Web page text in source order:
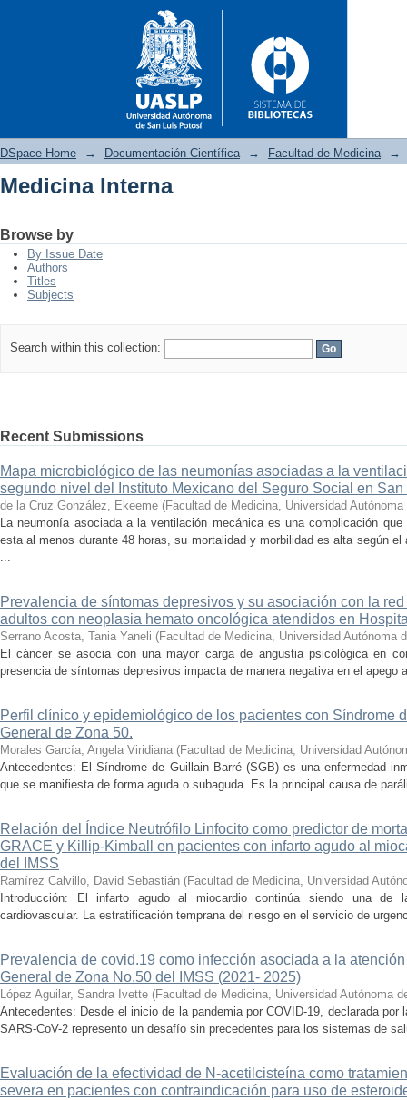
DSpace Home → Documentación Científica → Facultad de Medicina →
Medicina Interna
Browse by
By Issue Date
Authors
Titles
Subjects
Search within this collection:
Recent Submissions
Mapa microbiológico de las neumonías asociadas a la
segundo nivel del Instituto Mexicano del Seguro Social en
de la Cruz González, Ekeeme (Facultad de Medicina, Universidad
La neumonía asociada a la ventilación mecánica es una complicación
esta al menos durante 48 horas, su mortalidad y morbilidad es alta según
...
Prevalencia de síntomas depresivos y su asociación con la
adultos con neoplasia hemato oncológica atendidos en
Serrano Acosta, Tania Yaneli (Facultad de Medicina, Universidad Autónoma
El cáncer se asocia con una mayor carga de angustia psicológica en
presencia de síntomas depresivos impacta de manera negativa en el
Perfil clínico y epidemiológico de los pacientes con Síndrome
General de Zona 50.
Morales García, Angela Viridiana (Facultad de Medicina, Universidad
Antecedentes: El Síndrome de Guillain Barré (SGB) es una enfermedad
que se manifiesta de forma aguda o subaguda. Es la principal causa de
Relación del Índice Neutrófilo Linfocito como predictor de
GRACE y Killip-Kimball en pacientes con infarto agudo al
del IMSS
Ramírez Calvillo, David Sebastián (Facultad de Medicina, Universidad
Introducción: El infarto agudo al miocardio continúa siendo una de
cardiovascular. La estratificación temprana del riesgo en el servicio de
Prevalencia de covid.19 como infección asociada a la
General de Zona No.50 del IMSS (2021- 2025)
López Aguilar, Sandra Ivette (Facultad de Medicina, Universidad Autónoma
Antecedentes: Desde el inicio de la pandemia por COVID-19, declarada
SARS-CoV-2 represento un desafío sin precedentes para los sistemas de
Evaluación de la efectividad de N-acetilcisteína como
severa en pacientes con contraindicación para uso de